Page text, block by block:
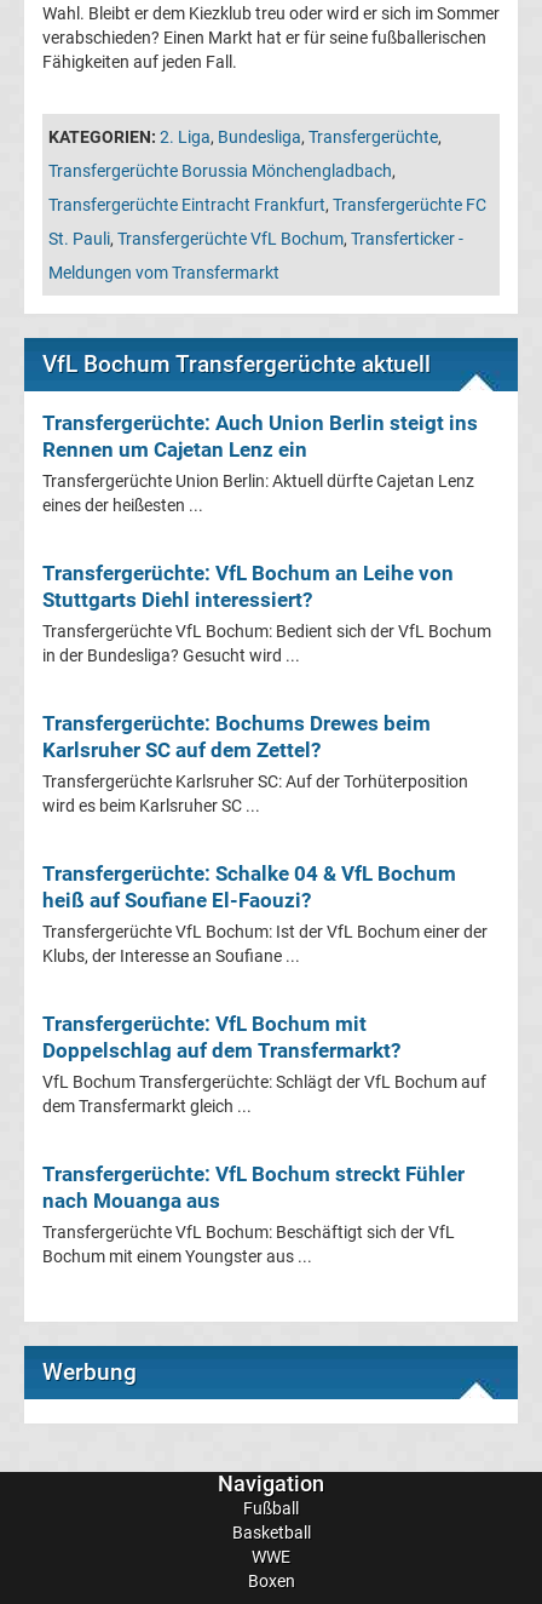
Transfergerüchte
Aachen
Transfergerüchte
Arminia
Bielefeld
Transfergerüchte
Bayern
Dortmund
Transfergerüchte
Mönchengladbach
Chemnitzer
FC
Dynamo
Dresden
Wahl. Bleibt er dem Kiezklub treu oder wird er sich im Sommer
verabschieden? Einen Markt hat er für seine fußballerischen
Fähigkeiten auf jeden Fall.
KATEGORIEN: 2. Liga, Bundesliga, Transfergerüchte,
Transfergerüchte Borussia Mönchengladbach,
Transfergerüchte Eintracht Frankfurt, Transfergerüchte FC
St. Pauli, Transfergerüchte VfL Bochum, Transferticker -
Meldungen vom Transfermarkt
VfL Bochum Transfergerüchte aktuell
Transfergerüchte: Auch Union Berlin steigt ins
Rennen um Cajetan Lenz ein
Transfergerüchte Union Berlin: Aktuell dürfte Cajetan Lenz
eines der heißesten ...
Transfergerüchte: VfL Bochum an Leihe von
Stuttgarts Diehl interessiert?
Transfergerüchte VfL Bochum: Bedient sich der VfL Bochum
in der Bundesliga? Gesucht wird ...
Transfergerüchte: Bochums Drewes beim
Karlsruher SC auf dem Zettel?
Transfergerüchte Karlsruher SC: Auf der Torhüterposition
wird es beim Karlsruher SC ...
Transfergerüchte: Schalke 04 & VfL Bochum
heiß auf Soufiane El-Faouzi?
Transfergerüchte VfL Bochum: Ist der VfL Bochum einer der
Klubs, der Interesse an Soufiane ...
Transfergerüchte: VfL Bochum mit
Doppelschlag auf dem Transfermarkt?
VfL Bochum Transfergerüchte: Schlägt der VfL Bochum auf
dem Transfermarkt gleich ...
Transfergerüchte: VfL Bochum streckt Fühler
nach Mouanga aus
Transfergerüchte VfL Bochum: Beschäftigt sich der VfL
Bochum mit einem Youngster aus ...
Werbung
Navigation
Fußball
Basketball
WWE
Boxen